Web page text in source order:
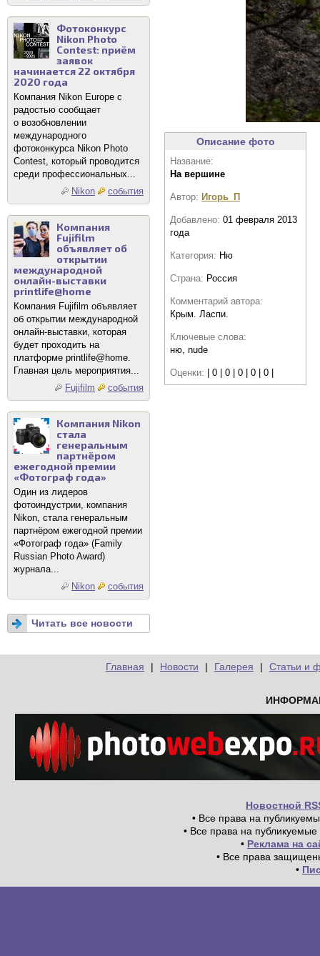
Фотоконкурс
Nikon Photo
Contest: приём
заявок
начинается 22 октября
2020 года
Компания Nikon Europe с
радостью сообщает
о возобновлении
международного
фотоконкурса Nikon Photo
Contest, который проводится
среди профессиональных...
Nikon
события
Компания
Fujifilm
объявляет об
открытии
международной
онлайн-выставки
printlife@home
Компания Fujifilm объявляет
об открытии международной
онлайн-выставки, которая
будет проходить на
платформе printlife@home.
Главная цель мероприятия...
Fujifilm
события
Компания Nikon
стала
генеральным
партнёром
ежегодной премии
«Фотограф года»
Один из лидеров
фотоиндустрии, компания
Nikon, стала генеральным
партнёром ежегодной премии
«Фотограф года» (Family
Russian Photo Award)
журнала...
Nikon
события
Читать все новости
Описание фото
Название:
На вершине
Автор: Игорь_П
Добавлено: 01 февраля 2013
года
Категория: Ню
Страна: Россия
Комментарий автора:
Крым. Ласпи.
Ключевые слова:
ню, nude
Оценки: | 0 | 0 | 0 | 0 | 0 |
Главная | Новости | Галерея | Статьи и
Новостной
• Все права на
• Все права на
• Реклама на
• Все права
•